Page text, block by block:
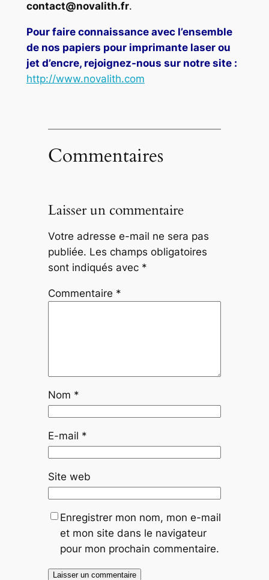
contact@novalith.fr.
Pour faire connaissance avec l’ensemble
de nos papiers pour imprimante laser ou
jet d’encre, rejoignez-nous sur notre site :
http://www.novalith.com
Commentaires
Laisser un commentaire
Votre adresse e-mail ne sera pas
publiée. Les champs obligatoires
sont indiqués avec *
Commentaire *
Nom *
E-mail *
Site web
Enregistrer mon nom, mon e-mail
et mon site dans le navigateur
pour mon prochain commentaire.